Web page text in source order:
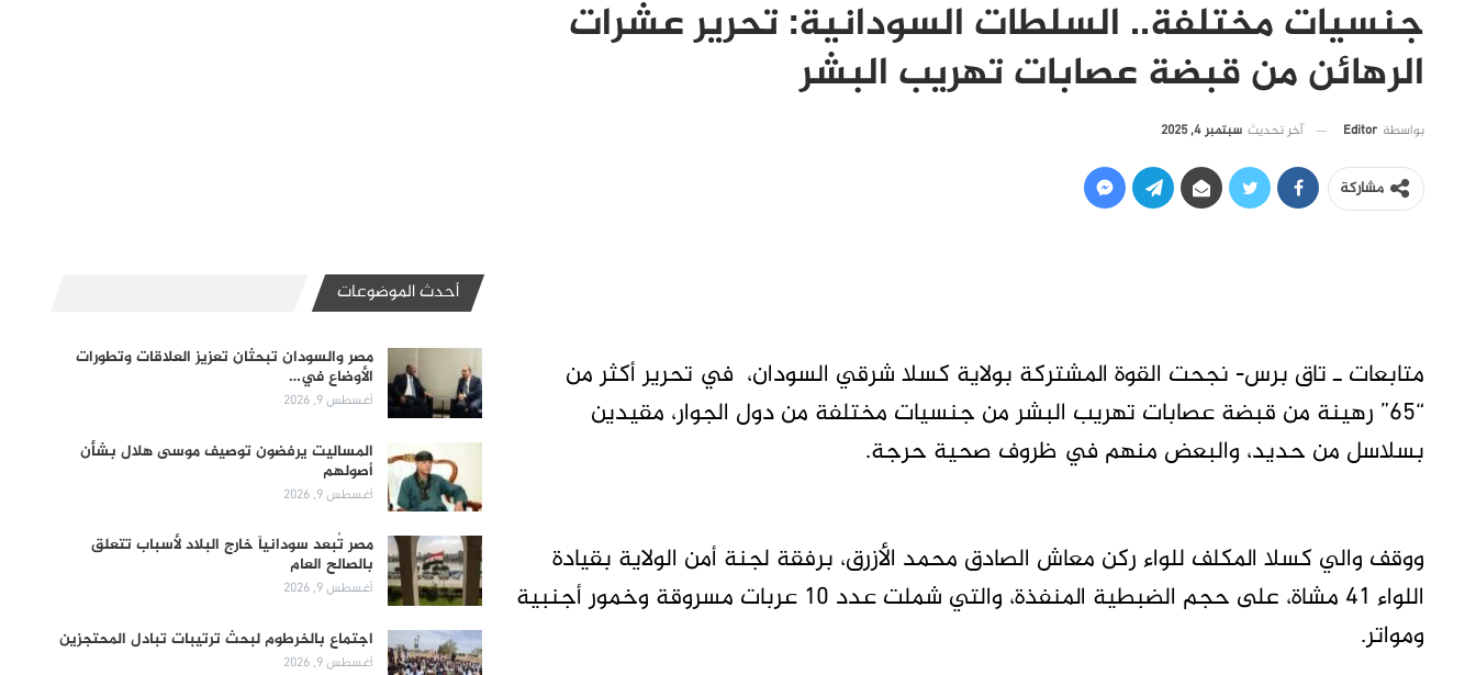
جنسيات مختلفة.. السلطات السودانية: تحرير عشرات
الرهائن من قبضة عصابات تهريب البشر
بواسطة Editor آخر تحديث سبتمبر 4, 2025
مشاركة
متابعات ـ تاق برس- نجحت القوة المشتركة بولاية كسلا شرقي السودان، في تحرير أكثر من
“65” رهينة من قبضة عصابات تهريب البشر من جنسيات مختلفة من دول الجوار، مقيدين
بسلاسل من حديد، والبعض منهم في ظروف صحية حرجة.
ووقف والي كسلا المكلف للواء ركن معاش الصادق محمد الأزرق، برفقة لجنة أمن الولاية بقيادة
اللواء 41 مشاة، على حجم الضبطية المنفذة، والتي شملت عدد 10 عربات مسروقة وخمور أجنبية
ومواتر.
أحدث الموضوعات
مصر والسودان تبحثان تعزيز العلاقات وتطورات
الأوضاع في…
أغسطس 9, 2026
المساليت يرفضون توصيف موسى هلال بشأن
أصولهم
أغسطس 9, 2026
مصر تُبعد سودانياً خارج البلاد لأسباب تتعلق
بالصالح العام
أغسطس 9, 2026
اجتماع بالخرطوم لبحث ترتيبات تبادل المحتجزين
أغسطس 9, 2026